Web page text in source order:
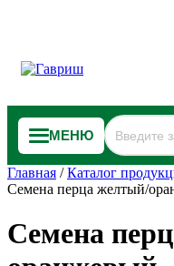
МЕНЮ
Главная /Каталог
Семена перца желтый/
Семена